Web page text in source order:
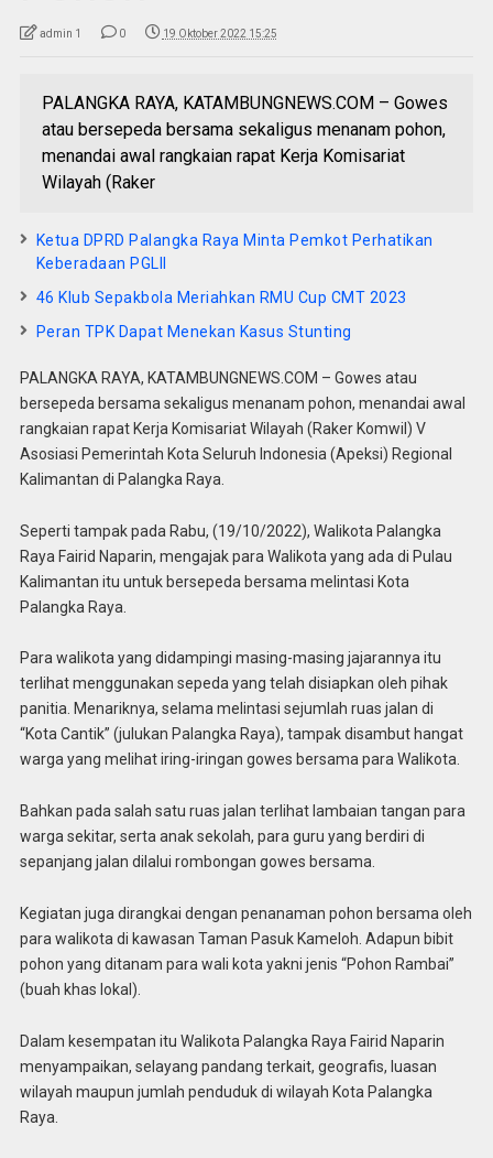
admin 1 0 19 Oktober 2022 15:25
PALANGKA RAYA, KATAMBUNGNEWS.COM – Gowes
atau bersepeda bersama sekaligus menanam pohon,
menandai awal rangkaian rapat Kerja Komisariat
Wilayah (Raker
Ketua DPRD Palangka Raya Minta Pemkot Perhatikan
Keberadaan PGLII
46 Klub Sepakbola Meriahkan RMU Cup CMT 2023
Peran TPK Dapat Menekan Kasus Stunting
PALANGKA RAYA, KATAMBUNGNEWS.COM – Gowes atau
bersepeda bersama sekaligus menanam pohon, menandai awal
rangkaian rapat Kerja Komisariat Wilayah (Raker Komwil) V
Asosiasi Pemerintah Kota Seluruh Indonesia (Apeksi) Regional
Kalimantan di Palangka Raya.
Seperti tampak pada Rabu, (19/10/2022), Walikota Palangka
Raya Fairid Naparin, mengajak para Walikota yang ada di Pulau
Kalimantan itu untuk bersepeda bersama melintasi Kota
Palangka Raya.
Para walikota yang didampingi masing-masing jajarannya itu
terlihat menggunakan sepeda yang telah disiapkan oleh pihak
panitia. Menariknya, selama melintasi sejumlah ruas jalan di
“Kota Cantik” (julukan Palangka Raya), tampak disambut hangat
warga yang melihat iring-iringan gowes bersama para Walikota.
Bahkan pada salah satu ruas jalan terlihat lambaian tangan para
warga sekitar, serta anak sekolah, para guru yang berdiri di
sepanjang jalan dilalui rombongan gowes bersama.
Kegiatan juga dirangkai dengan penanaman pohon bersama oleh
para walikota di kawasan Taman Pasuk Kameloh. Adapun bibit
pohon yang ditanam para wali kota yakni jenis “Pohon Rambai”
(buah khas lokal).
Dalam kesempatan itu Walikota Palangka Raya Fairid Naparin
menyampaikan, selayang pandang terkait, geografis, luasan
wilayah maupun jumlah penduduk di wilayah Kota Palangka
Raya.